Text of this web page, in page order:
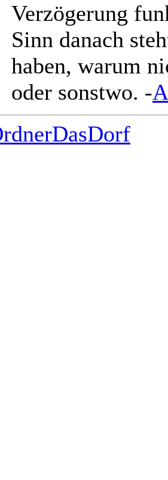
Verzögerung
Sinn danach
haben, warum
oder sonstwo. -